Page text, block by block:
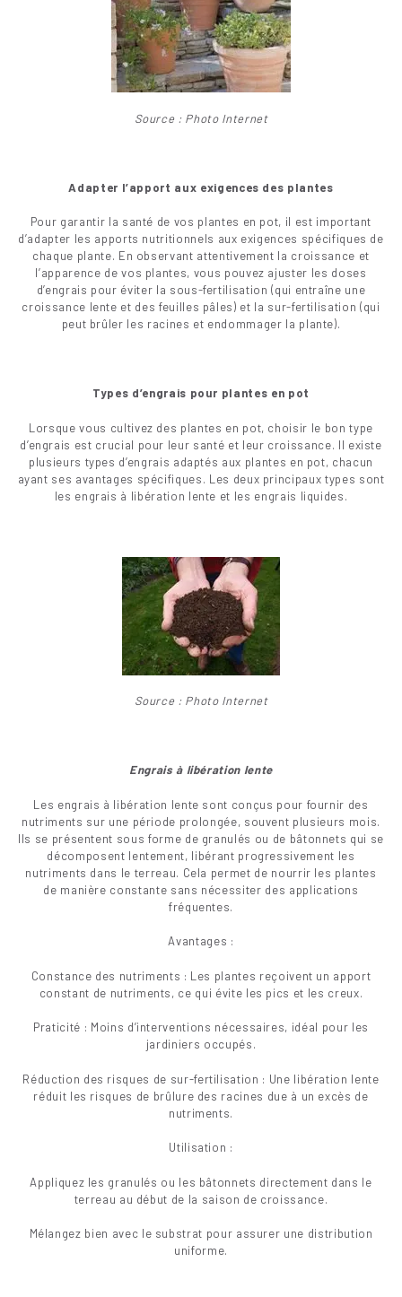
Source : Photo Internet
Adapter l’apport aux exigences des plantes
Pour garantir la santé de vos plantes en pot, il est important
d’adapter les apports nutritionnels aux exigences spécifiques de
chaque plante. En observant attentivement la croissance et
l’apparence de vos plantes, vous pouvez ajuster les doses
d’engrais pour éviter la sous-fertilisation (qui entraîne une
croissance lente et des feuilles pâles) et la sur-fertilisation (qui
peut brûler les racines et endommager la plante).
Types d’engrais pour plantes en pot
Lorsque vous cultivez des plantes en pot, choisir le bon type
d’engrais est crucial pour leur santé et leur croissance. Il existe
plusieurs types d’engrais adaptés aux plantes en pot, chacun
ayant ses avantages spécifiques. Les deux principaux types sont
les engrais à libération lente et les engrais liquides.
Source : Photo Internet
Engrais à libération lente
Les engrais à libération lente sont conçus pour fournir des
nutriments sur une période prolongée, souvent plusieurs mois.
Ils se présentent sous forme de granulés ou de bâtonnets qui se
décomposent lentement, libérant progressivement les
nutriments dans le terreau. Cela permet de nourrir les plantes
de manière constante sans nécessiter des applications
fréquentes.
Avantages :
Constance des nutriments : Les plantes reçoivent un apport
constant de nutriments, ce qui évite les pics et les creux.
Praticité : Moins d’interventions nécessaires, idéal pour les
jardiniers occupés.
Réduction des risques de sur-fertilisation : Une libération lente
réduit les risques de brûlure des racines due à un excès de
nutriments.
Utilisation :
Appliquez les granulés ou les bâtonnets directement dans le
terreau au début de la saison de croissance.
Mélangez bien avec le substrat pour assurer une distribution
uniforme.